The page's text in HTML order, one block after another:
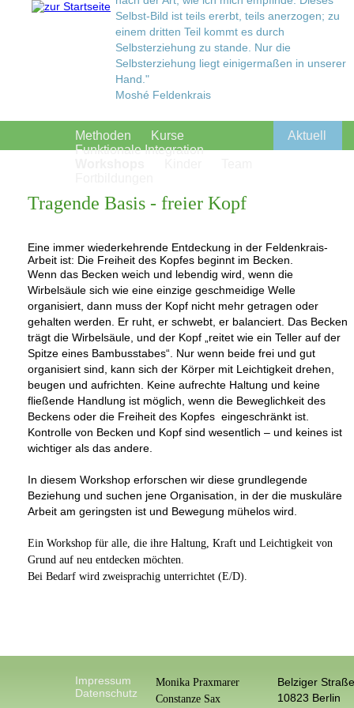
Selbst-Bild ist teils ererbt, teils anerzogen; zu
einem dritten Teil kommt es durch
Selbsterziehung zu stande. Nur die
Selbsterziehung liegt einigermaßen in unserer
Hand."
Moshé Feldenkrais
Methoden
Kurse
Funktionale Integration
Aktuell
Tragende Basis - freier Kopf
Eine immer wiederkehrende Entdeckung in der Feldenkrais-
Arbeit ist: Die Freiheit des Kopfes beginnt im Becken.
Wenn das Becken weich und lebendig wird, wenn die
Wirbelsäule sich wie eine einzige geschmeidige Welle
organisiert, dann muss der Kopf nicht mehr getragen oder
gehalten werden. Er ruht, er schwebt, er balanciert. Das Becken
trägt die Wirbelsäule, und der Kopf „reitet wie ein Teller auf der
Spitze eines Bambusstabes“. Nur wenn beide frei und gut
organisiert sind, kann sich der Körper mit Leichtigkeit drehen,
beugen und aufrichten. Keine aufrechte Haltung und keine
fließende Handlung ist möglich, wenn die Beweglichkeit des
Beckens oder die Freiheit des Kopfes eingeschränkt ist.
Kontrolle von Becken und Kopf sind wesentlich – und keines ist
wichtiger als das andere.
In diesem Workshop erforschen wir diese grundlegende
Beziehung und suchen jene Organisation, in der die muskuläre
Arbeit am geringsten ist und Bewegung mühelos wird.
Ein Workshop für alle, die ihre Haltung, Kraft und Leichtigkeit von
Grund auf neu entdecken möchten.
Bei Bedarf wird zweisprachig unterrichtet (E/D).
Impressum
Datenschutz
Monika Praxmarer
Constanze Sax
Belziger
10823 Berlin